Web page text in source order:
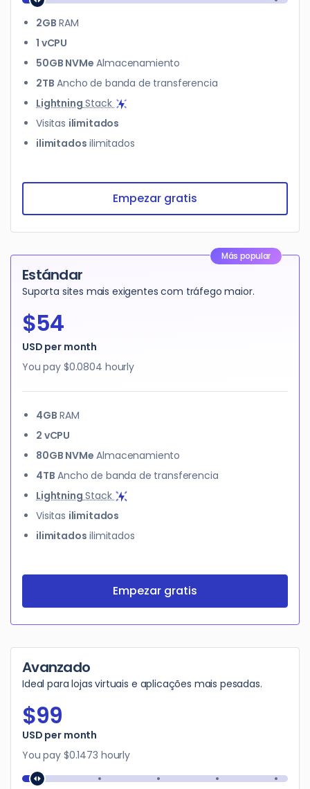
2GB RAM
1 vCPU
50GB NVMe Almacenamiento
2TB Ancho de banda de transferencia
LightningStack
Visitas ilimitados
ilimitados ilimitados
Empezar gratis
Más popular
Estándar
Suporta sites mais exigentes com tráfego maior.
$54
USD per month
You pay $0.0804 hourly
4GB RAM
2 vCPU
80GB NVMe Almacenamiento
4TB Ancho de banda de transferencia
LightningStack
Visitas ilimitados
ilimitados ilimitados
Empezar gratis
Avanzado
Ideal para lojas virtuais e aplicações mais pesadas.
$99
$99
USD per month
You pay $0.1473 hourly